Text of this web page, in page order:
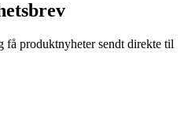
få produktnyheter sendt direkte til